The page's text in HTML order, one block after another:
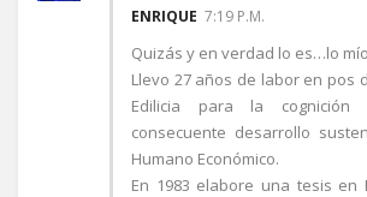
ENRIQUE 7:19 P.M.
Quizás y en verdad lo es…lo
Llevo 27 años de labor en pos
Edilicia para la
consecuente desarrollo
Humano Económico.
En 1983 elabore una tesis en